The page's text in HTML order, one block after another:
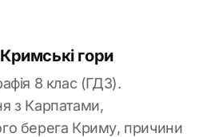
гори
8 клас (ГДЗ).
з Карпатами,
берега Криму, причини